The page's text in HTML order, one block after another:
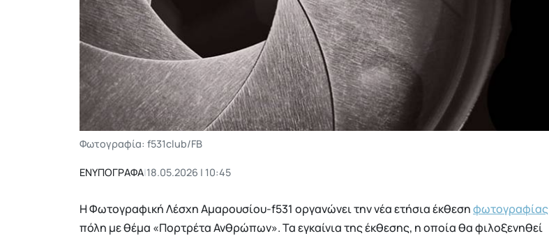
Φωτογραφία: f531club/FB
ΕΝΥΠΟΓΡΑΦΑ|18.05.2026 | 10:45
Η Φωτογραφική Λέσχη Αμαρουσίου-f531 οργανώνει την νέα ετήσια έκθεσηφωτογραφίας
πόλη με θέμα «Πορτρέτα Ανθρώπων». Τα εγκαίνια της έκθεσης, η οποία θα φιλοξενηθεί